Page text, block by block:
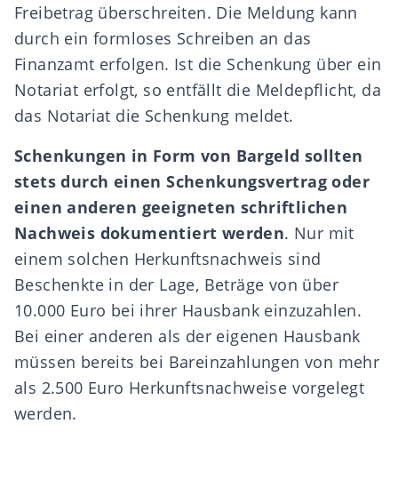
Freibetrag überschreiten. Die Meldung kann
durch ein formloses Schreiben an das
Finanzamt erfolgen. Ist die Schenkung über ein
Notariat erfolgt, so entfällt die Meldepflicht, da
das Notariat die Schenkung meldet.
Schenkungen in Form von Bargeld sollten
stets durch einen Schenkungsvertrag oder
einen anderen geeigneten schriftlichen
Nachweis dokumentiert werden. Nur mit
einem solchen Herkunftsnachweis sind
Beschenkte in der Lage, Beträge von über
10.000 Euro bei ihrer Hausbank einzuzahlen.
Bei einer anderen als der eigenen Hausbank
müssen bereits bei Bareinzahlungen von mehr
als 2.500 Euro Herkunftsnachweise vorgelegt
werden.